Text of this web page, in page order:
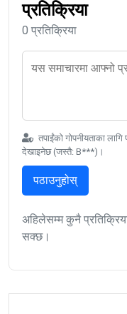
प्रतिक्रिया
0 प्रतिक्रिया
तपाईंको गोपनीयताका
देखाइनेछ (जस्तै: B***)।
पठाउनुहोस्
अहिलेसम्म कुनै
सक्छ।